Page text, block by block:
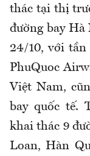
thác tại thị
đường bay
24/10, với tần
PhuQuoc
Việt Nam,
bay quốc tế.
khai thác 9
Loan, Hàn